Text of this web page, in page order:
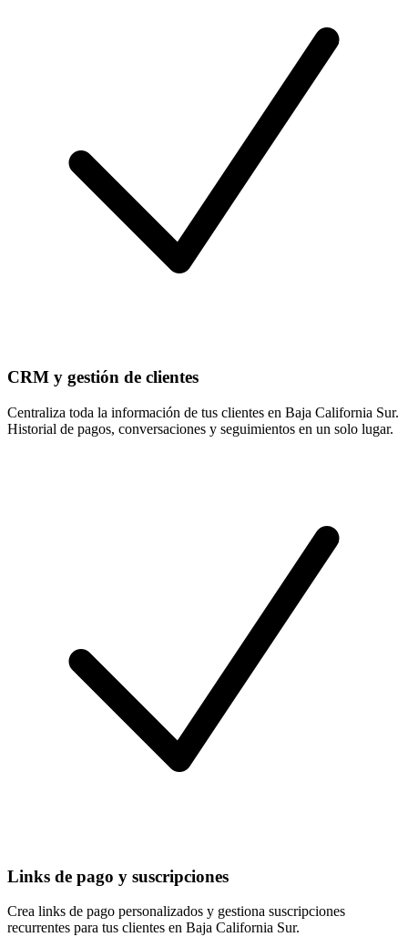
CRM y gestión de clientes
Centraliza toda la información de tus clientes en Baja California Sur.
Historial de pagos, conversaciones y seguimientos en un solo lugar.
Links de pago y suscripciones
Crea links de pago personalizados y gestiona suscripciones
recurrentes para tus clientes en Baja California Sur.